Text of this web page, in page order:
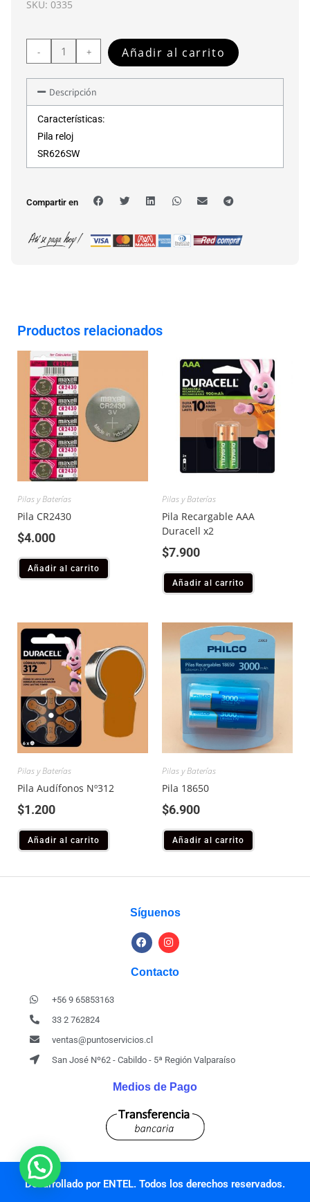
SKU: 0335
- + Añadir al carrito
Descripción
Características:
Pila reloj
SR626SW
Compartir en
Productos relacionados
Pilas y Baterías
Pila CR2430
$4.000
Añadir al carrito
Pilas y Baterías
Pila Recargable AAA
Duracell x2
$7.900
Añadir al carrito
Pilas y Baterías
Pila Audífonos Nº312
$1.200
Añadir al carrito
Pilas y Baterías
Pila 18650
$6.900
Añadir al carrito
Síguenos
Contacto
+56 9 65853163
33 2 762824
ventas@puntoservicios.cl
San José Nº62 - Cabildo - 5ª Región Valparaíso
Medios de Pago
Desarrollado por ENTEL. Todos los derechos reservados.